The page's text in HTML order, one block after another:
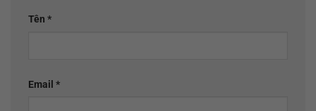
Tên *
Email *